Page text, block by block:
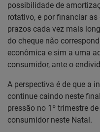
possibilidade de
rotativo, e por financiar
prazos cada vez mais
do cheque não
econômica e sim a uma
consumidor, ante o
A perspectiva é de que a
continue caindo neste
pressão no 1º trimestre
consumidor neste Natal.